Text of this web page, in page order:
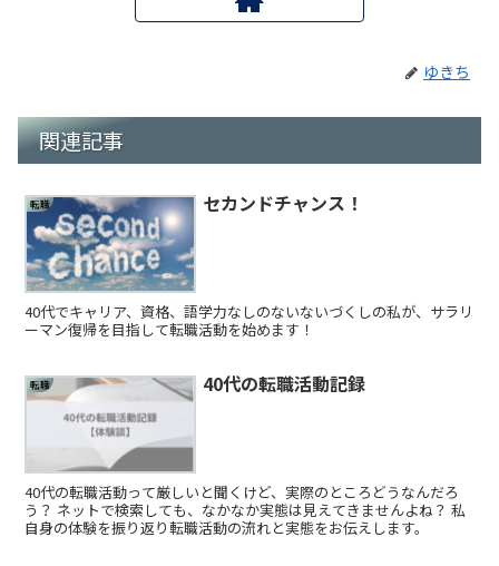
ゆきち
関連記事
転職 セカンドチャンス！
40代でキャリア、資格、語学力なしのないないづくしの私が、サラリ
ーマン復帰を目指して転職活動を始めます！
転職 40代の転職活動記録
40代の転職活動って厳しいと聞くけど、実際のところどうなんだろ
う？ ネットで検索しても、なかなか実態は見えてきませんよね？ 私
自身の体験を振り返り転職活動の流れと実態をお伝えします。